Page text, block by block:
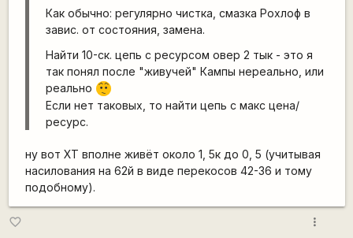
Как обычно: регулярно чистка, смазка Рохлоф в
завис. от состояния, замена.
Найти 10-ск. цепь с ресурсом овер 2 тык - это я
так понял после "живучей" Кампы нереально, или
реально :-/
Если нет таковых, то найти цепь с макс цена/
ресурс.
ну вот ХТ вполне живёт около 1, 5к до 0, 5 (учитывая
насилования на 62й в виде перекосов 42-36 и тому
подобному).
favorite_border more_vert